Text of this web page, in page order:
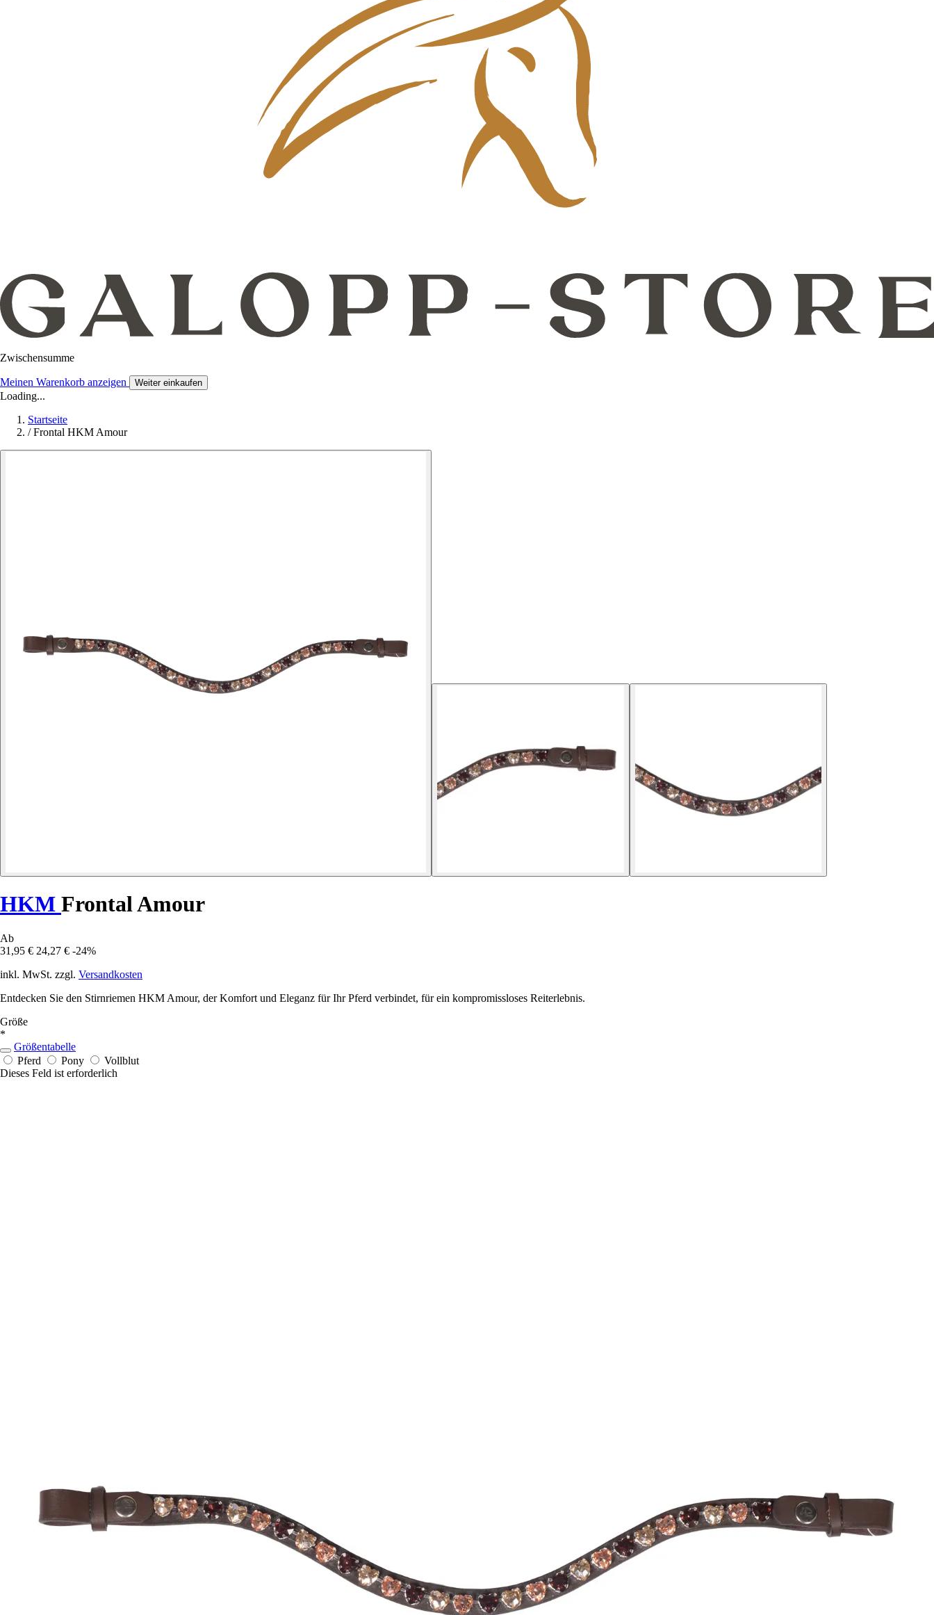
Zwischensumme
Meinen Warenkorb anzeigen Weiter einkaufen
Loading...
Startseite
/ Frontal HKM Amour
HKM Frontal Amour
Ab
31,95 € 24,27 € -24%
inkl. MwSt. zzgl. Versandkosten
Entdecken Sie den Stirnriemen HKM Amour, der Komfort und Eleganz für Ihr Pferd verbindet, für ein kompromissloses Reiterlebnis.
Größe
*
Größentabelle
Pferd
Pony
Vollblut
Dieses Feld ist erforderlich